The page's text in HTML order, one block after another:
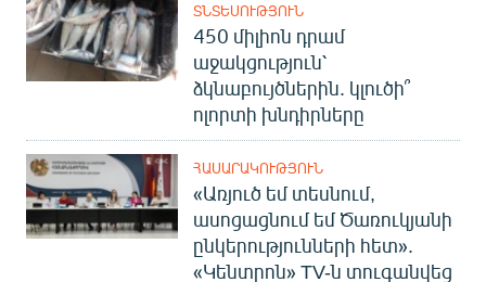
ՏՆՏԵՍՈՒԹՅՈՒՆ
450 միլիոն դրամ
աջակցություն՝
ձկնաբույծներին. կլուծի՞
ոլորտի խնդիրները
ՀԱՍԱՐԱԿՈՒԹՅՈՒՆ
«Առյուծ եմ տեսնում,
ասոցացնում եմ Ծառուկյանի
ընկերությունների հետ».
«Կենտրոն» TV-ն տուգանվեց